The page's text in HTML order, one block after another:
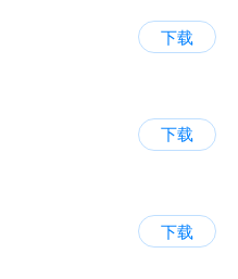
下载
下载
下载